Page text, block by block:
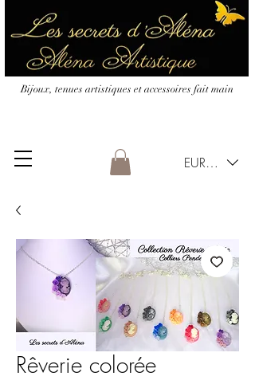
EUR (€)
Bijoux, tenues artistiques et accessoires fait main
Rêverie colorée